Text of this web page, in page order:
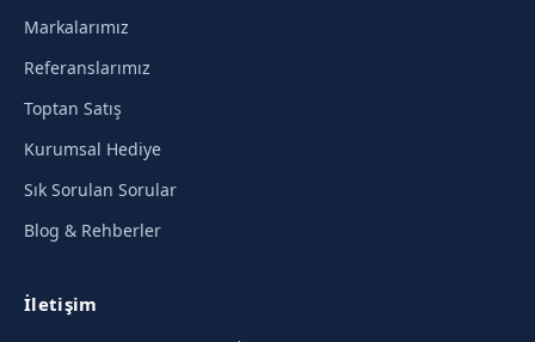
Markalarımız
Referanslarımız
Toptan Satış
Kurumsal Hediye
Sık Sorulan Sorular
Blog & Rehberler
İletişim